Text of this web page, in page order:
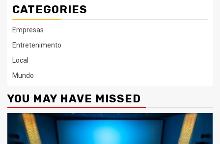
CATEGORIES
Empresas
Entretenimento
Local
Mundo
YOU MAY HAVE MISSED